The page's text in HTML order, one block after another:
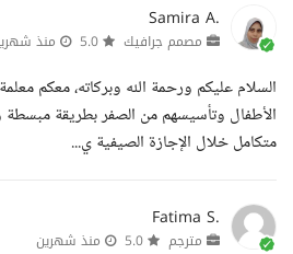
Samira A.
مصمم جرافيك منذ
السلام عليكم ورحمة الله وبركاته، معكم
الأطفال وتأسيسهم من الصفر بطريقة
متكامل خلال الإجازة الصيفية ي...
Fatima S.
مترجم منذ شهرين